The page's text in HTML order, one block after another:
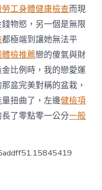
工身體健康檢查而現
物慾，另一個是無限
都極端到讓她無法平
檢推薦戀的傻氣與財
比例時，我的戀愛運
盆完美對稱的盆栽，
扭曲了，左邊健檢項
了零點零一公分一般